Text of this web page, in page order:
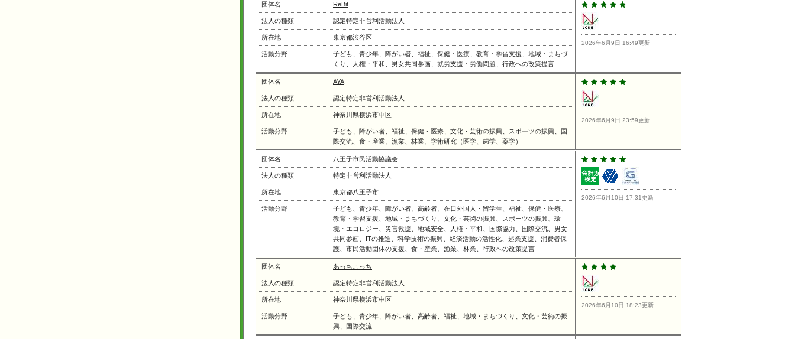
団体名 ReBit
法人の種類 認定特定非営利活動法人
所在地 東京都渋谷区
活動分野
子ども、青少年、障がい者、福祉、保健・医療、教育・学習支援、地域・まちづ
くり、人権・平和、男女共同参画、就労支援・労働問題、行政への改策提言
2026年6月9日 16:49更新
団体名 AYA
法人の種類 認定特定非営利活動法人
所在地 神奈川県横浜市中区
活動分野
子ども、障がい者、福祉、保健・医療、文化・芸術の振興、スポーツの振興、国
際交流、食・産業、漁業、林業、学術研究（医学、歯学、薬学）
2026年6月9日 23:59更新
団体名 八王子市民活動協議会
法人の種類 特定非営利活動法人
所在地 東京都八王子市
活動分野
子ども、青少年、障がい者、高齢者、在日外国人・留学生、福祉、保健・医療、
教育・学習支援、地域・まちづくり、文化・芸術の振興、スポーツの振興、環
境・エコロジー、災害救援、地域安全、人権・平和、国際協力、国際交流、男女
共同参画、ITの推進、科学技術の振興、経済活動の活性化、起業支援、消費者保
護、市民活動団体の支援、食・産業、漁業、林業、行政への改策提言
2026年6月10日 17:31更新
団体名 あっちこっち
法人の種類 認定特定非営利活動法人
所在地 神奈川県横浜市中区
活動分野
子ども、青少年、障がい者、高齢者、福祉、地域・まちづくり、文化・芸術の振
興、国際交流
2026年6月10日 18:23更新